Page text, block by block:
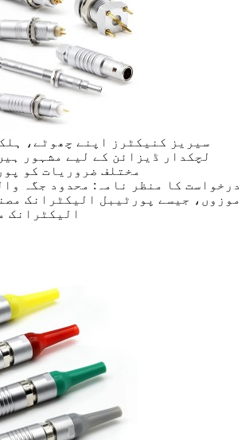
لچکدار ڈیزائن کے لیے مشہور
مختلف ضروریات کو
درخواست کا منظر نامہ: محدود جگہ
موزوں، جیسے پورٹیبل الیکٹرانک
الیکٹرانک